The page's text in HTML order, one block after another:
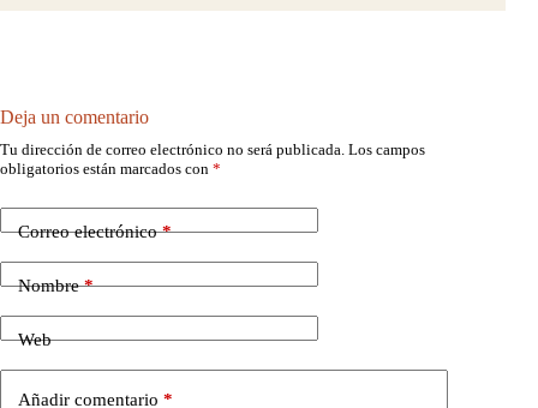
Deja un comentario
Tu dirección de correo electrónico no será publicada. Los campos
obligatorios están marcados con *
Correo electrónico*
Nombre*
Web
Añadir comentario *